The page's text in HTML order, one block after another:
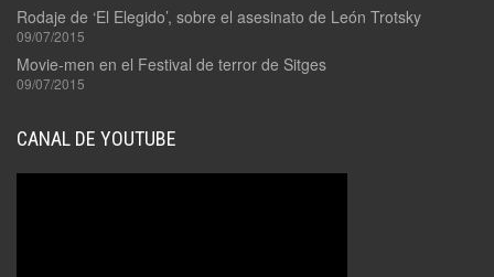
Rodaje de ‘El Elegido’, sobre el asesinato de León Trotsky
09/07/2015
Movie-men en el Festival de terror de Sitges
09/07/2015
CANAL DE YOUTUBE